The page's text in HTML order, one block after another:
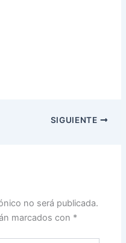
SIGUIENTE
no será publicada.
marcados con *